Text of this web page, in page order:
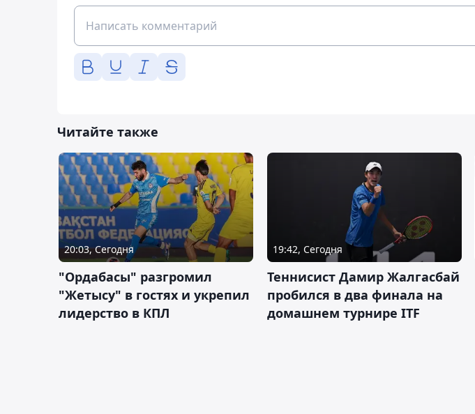
Читайте также
20:03, Сегодня
"Ордабасы" разгромил
"Жетысу" в гостях и укрепил
лидерство в КПЛ
19:42, Сегодня
Теннисист Дамир Жалгасбай
пробился в два финала на
домашнем турнире ITF